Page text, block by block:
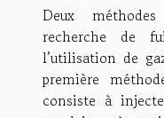
Deux
recherche de
l’utilisation de
première
consiste à